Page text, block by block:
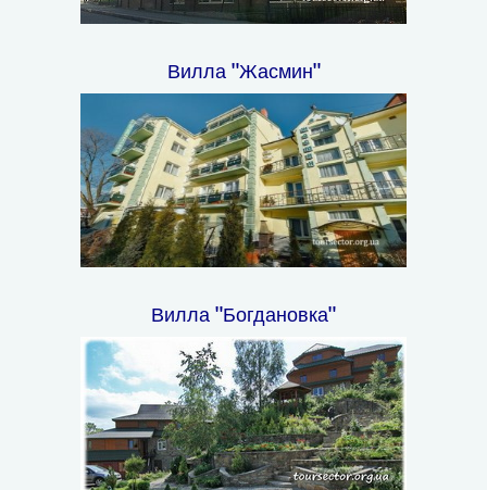
Вилла "Жасмин"
Вилла "Богдановка"